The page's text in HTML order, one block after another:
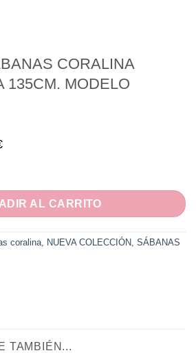
CORALINA
135CM. MODELO
El
es:
29,50€.
+HOME. CAMA 135CM.
AL CARRITO
coralina, NUEVA COLECCIÓN, SÁBANAS
TAMBIÉN...